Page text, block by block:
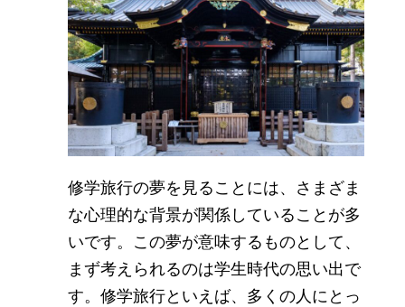
修学旅行の夢を見ることには、さまざま
な心理的な背景が関係していることが多
いです。この夢が意味するものとして、
まず考えられるのは学生時代の思い出で
す。修学旅行といえば、多くの人にとっ